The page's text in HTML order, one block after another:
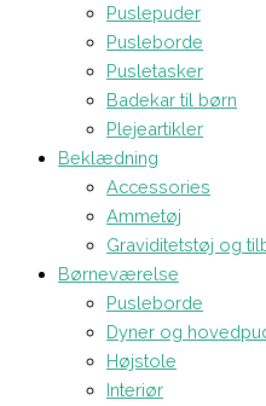
Puslepuder
Pusleborde
Pusletasker
Badekar til børn
Plejeartikler
Beklædning
Accessories
Ammetøj
Graviditetstøj og
Børneværelse
Pusleborde
Dyner og
Højstole
Interiør